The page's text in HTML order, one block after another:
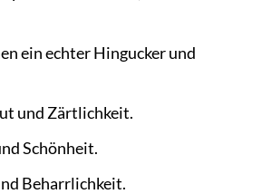
ein echter Hingucker und
und Zärtlichkeit.
Schönheit.
Beharrlichkeit.